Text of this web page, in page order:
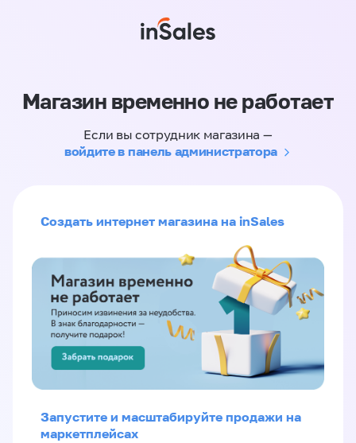
Магазин временно не работает
Если вы сотрудник магазина —
войдите в панель администратора
Создать интернет магазина на inSales
Запустите и масштабируйте продажи на
маркетплейсах